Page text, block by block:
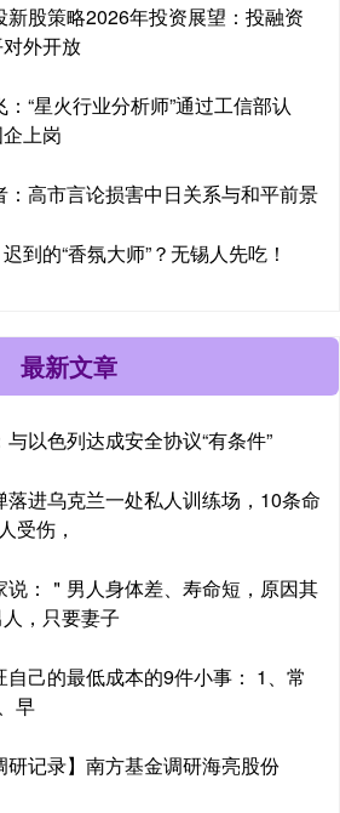
新股策略2026年投资展望：投融资
外开放
“星火行业分析师”通过工信部认
上岗
：高市言论损害中日关系与和平前景
到的“香氛大师”？无锡人先吃！
最新文章
以色列达成安全协议“有条件”
落进乌克兰一处私人训练场，10条命
受伤，
说：＂男人身体差、寿命短，原因其
，只要妻子
自己的最低成本的9件小事： 1、常
早
研记录】南方基金调研海亮股份